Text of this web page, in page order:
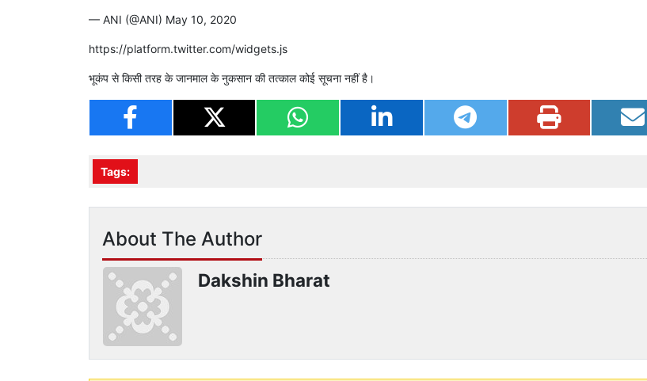
— ANI (@ANI) May 10, 2020
https://platform.twitter.com/widgets.js
भूकंप से किसी तरह के जानमाल के नुकसान की तत्काल कोई सूचना नहीं है।
Tags:
About The Author
Dakshin Bharat